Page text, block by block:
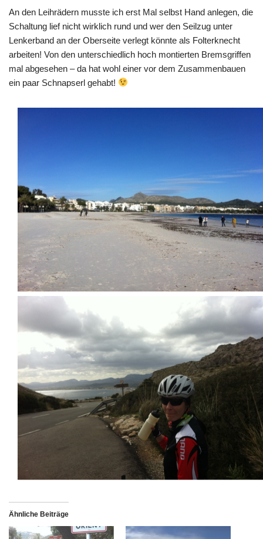
An den Leihrädern musste ich erst Mal selbst Hand anlegen, die
Schaltung lief nicht wirklich rund und wer den Seilzug unter
Lenkerband an der Oberseite verlegt könnte als Folterknecht
arbeiten! Von den unterschiedlich hoch montierten Bremsgriffen
mal abgesehen – da hat wohl einer vor dem Zusammenbauen
ein paar Schnapserl gehabt!
Ähnliche Beiträge